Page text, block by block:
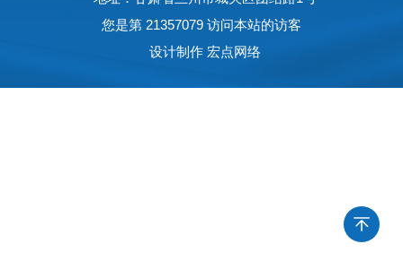
您是第 21357079 访问本站的访客
设计制作 宏点网络